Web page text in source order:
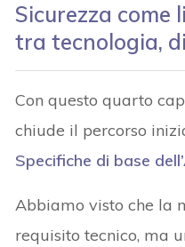
Sicurezza come
tra tecnologia,
Con questo quarto
chiude il percorso
Specifiche di base
Abbiamo visto che la
requisito tecnico, ma